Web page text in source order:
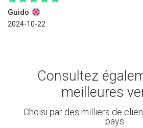
Guido
2024-10-22
Consultez
meilleures
Choisi par des milliers de
pays